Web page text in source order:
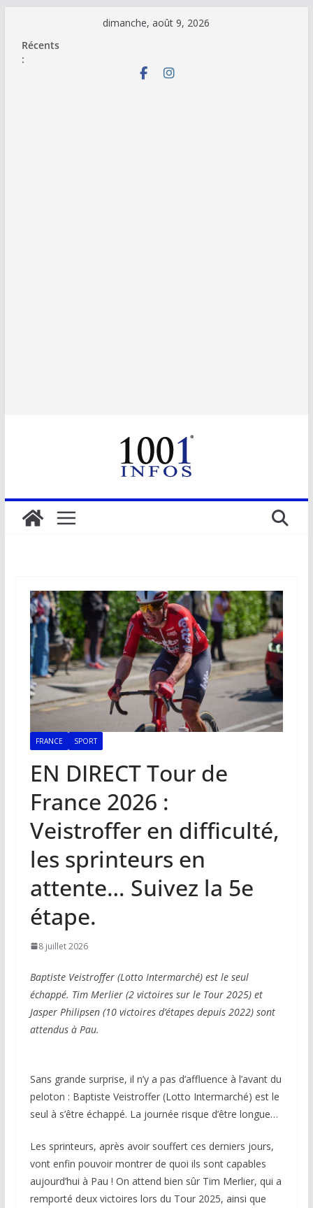
contenu
dimanche, août 9, 2026
Récents
:
FRANCE SPORT
EN DIRECT Tour de
France 2026 :
Veistroffer en difficulté,
les sprinteurs en
attente… Suivez la 5e
étape.
8 juillet 2026
Baptiste Veistroffer (Lotto Intermarché) est le seul
échappé. Tim Merlier (2 victoires sur le Tour 2025) et
Jasper Philipsen (10 victoires d’étapes depuis 2022) sont
attendus à Pau.
Sans grande surprise, il n’y a pas d’affluence à l’avant du
peloton : Baptiste Veistroffer (Lotto Intermarché) est le
seul à s’être échappé. La journée risque d’être longue…
Les sprinteurs, après avoir souffert ces derniers jours,
vont enfin pouvoir montrer de quoi ils sont capables
aujourd’hui à Pau ! On attend bien sûr Tim Merlier, qui a
remporté deux victoires lors du Tour 2025, ainsi que